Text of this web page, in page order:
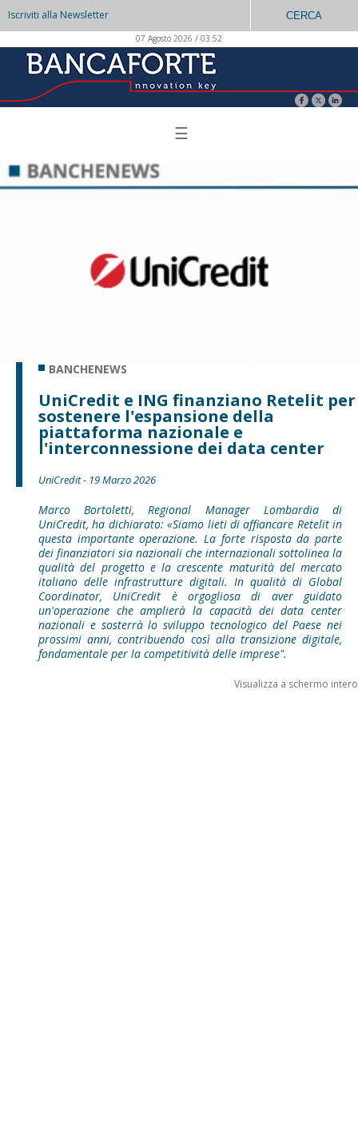
Iscriviti alla Newsletter CERCA
07 Agosto 2026 / 03:52
☰
BANCHENEWS
UniCredit e ING finanziano Retelit per
sostenere l'espansione della
piattaforma nazionale e
l'interconnessione dei data center
UniCredit - 19 Marzo 2026
Marco Bortoletti, Regional Manager Lombardia di
UniCredit, ha dichiarato: «Siamo lieti di affiancare Retelit in
questa importante operazione. La forte risposta da parte
dei finanziatori sia nazionali che internazionali sottolinea la
qualità del progetto e la crescente maturità del mercato
italiano delle infrastrutture digitali. In qualità di Global
Coordinator, UniCredit è orgogliosa di aver guidato
un'operazione che amplierà la capacità dei data center
nazionali e sosterrà lo sviluppo tecnologico del Paese nei
prossimi anni, contribuendo così alla transizione digitale,
fondamentale per la competitività delle imprese".
Visualizza a schermo intero